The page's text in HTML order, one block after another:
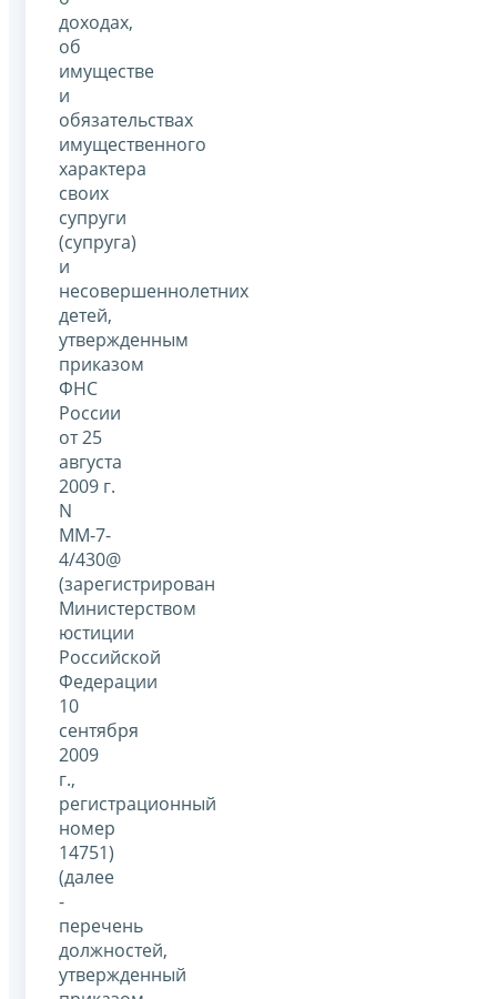
доходах,
об
имуществе
и
обязательствах
имущественного
характера
своих
супруги
(супруга)
и
несовершеннолетних
детей,
утвержденным
приказом
ФНС
России
от 25
августа
2009 г.
N
ММ-7-
4/430@
(зарегистрирован
Министерством
юстиции
Российской
Федерации
10
сентября
2009
г.,
регистрационный
номер
14751)
(далее
-
перечень
должностей,
утвержденный